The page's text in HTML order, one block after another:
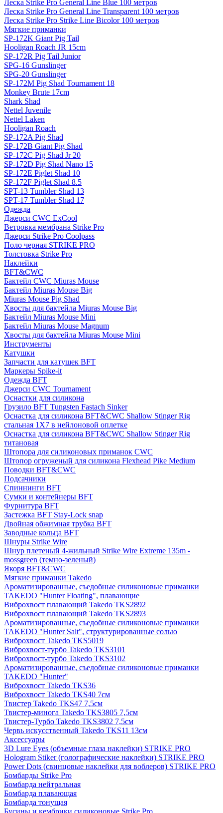
Леска Strike Pro General Line Blue 100 метров
Леска Strike Pro General Line Transparent 100 метров
Леска Strike Pro Strike Line Bicolor 100 метров
Мягкие приманки
SP-172K Giant Pig Tail
Hooligan Roach JR 15cm
SP-172R Pig Tail Junior
SPG-16 Gunslinger
SPG-20 Gunslinger
SP-172M Pig Shad Tournament 18
Monkey Brute 17cm
Shark Shad
Nettel Juvenile
Nettel Laken
Hooligan Roach
SP-172A Pig Shad
SP-172B Giant Pig Shad
SP-172C Pig Shad Jr 20
SP-172D Pig Shad Nano 15
SP-172E Piglet Shad 10
SP-172F Piglet Shad 8.5
SPT-13 Tumbler Shad 13
SPT-17 Tumbler Shad 17
Одежда
Джерси CWC ExCool
Ветровка мембрана Strike Pro
Джерси Strike Pro Coolpass
Поло черная STRIKE PRO
Толстовка Strike Pro
Наклейки
BFT&CWC
Бактейл CWC Miuras Mouse
Бактейл Miuras Mouse Big
Miuras Mouse Pig Shad
Хвосты для бактейла Miuras Mouse Big
Бактейл Miuras Mouse Mini
Бактейл Miuras Mouse Magnum
Хвосты для бактейла Miuras Mouse Mini
Инструменты
Катушки
Запчасти для катушек BFT
Маркеры Spike-it
Одежда BFT
Джерси CWC Tournament
Оснастки для силикона
Грузило BFT Tungsten Fastach Sinker
Оснастка для силикона BFT&CWC Shallow Stinger Rig
стальная 1X7 в нейлоновой оплетке
Оснастка для силикона BFT&CWC Shallow Stinger Rig
титановая
Штопора для силиконовых приманок CWC
Штопор огруженый для силикона Flexhead Pike Medium
Поводки BFT&CWC
Подсачники
Спиннинги BFT
Сумки и контейнеры BFT
Фурнитура BFT
Застежка BFT Stay-Lock snap
Двойная обжимная трубка BFT
Заводные кольца BFT
Шнуры Strike Wire
Шнур плетеный 4-жильный Strike Wire Extreme 135m -
mossgreen (темно-зеленый)
Якоря BFT&CWC
Мягкие приманки Takedo
Ароматизированные, съедобные силиконовые приманки
TAKEDO "Hunter Floating", плавающие
Виброхвост плавающий Takedo TKS2892
Виброхвост плавающий Takedo TKS2893
Ароматизированные, съедобные силиконовые приманки
TAKEDO "Hunter Salt", структурированные солью
Виброхвост Takedo TKS5019
Виброхвост-турбо Takedo TKS3101
Виброхвост-турбо Takedo TKS3102
Ароматизированные, съедобные силиконовые приманки
TAKEDO "Hunter"
Виброхвост Takedo TKS36
Виброхвост Takedo TKS40 7см
Твистер Takedo TKS47 7,5см
Твистер-минога Takedo TKS3805 7,5см
Твистер-Турбо Takedo TKS3802 7,5см
Червь искусственный Takedo TKS11 13см
Аксессуары
3D Lure Eyes (объемные глаза наклейки) STRIKE PRO
Hologram Stiker (голографические наклейки) STRIKE PRO
Power Dots (свинцовые наклейки для воблеров) STRIKE PRO
Бомбарды Strike Pro
Бомбарда нейтральная
Бомбарда плавающая
Бомбарда тонущая
Бусины и кембрики силиконовые Strike Pro